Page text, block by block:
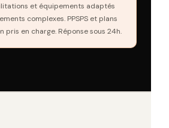
et équipements adaptés
complexes. PPSPS et plans
pris en charge. Réponse sous 24h.